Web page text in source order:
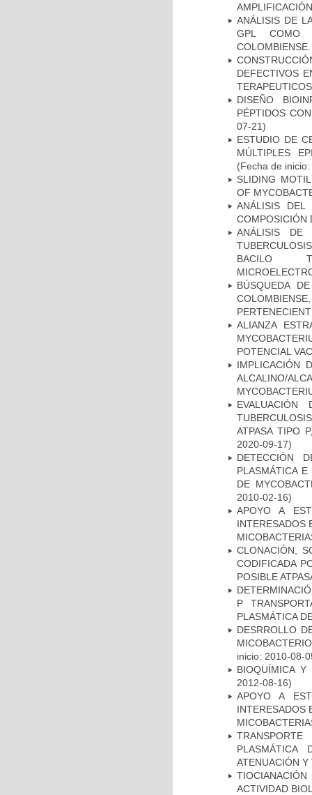
ANÁLISIS DE
GPL COMO
COLOMBIENSE.
DEFECTIVOS
DISEÑO
PÉPTIDOS
07-21)
ESTUDIO DE
MÚLTIPLES
(Fecha de
SLIDING
OF
ANÁLISIS DEL
COMPOSICIÓN
ANÁLISIS DE
BACILO
BÚSQUEDA
ALIANZA
POTENCIAL
IMPLICACIÓN
ALCALINO/
ATPASA TIPO
2020-09-17)
DETECCIÓN
PLASMÁTICA
DE
2010-02-16)
APOYO A
INTERESADOS
CLONACIÓN,
CODIFICADA
POSIBLE
P
PLASMÁTICA
DESRROLLO
inicio: 2010-08-
BIOQUÍMICA Y
2012-08-16)
APOYO A
INTERESADOS
PLASMÁTICA
ATENUACIÓN Y
ACTIVIDAD